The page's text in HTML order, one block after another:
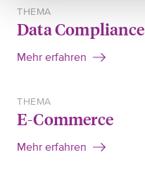
THEMA
Data Compliance
Mehr erfahren
THEMA
E-Commerce
Mehr erfahren